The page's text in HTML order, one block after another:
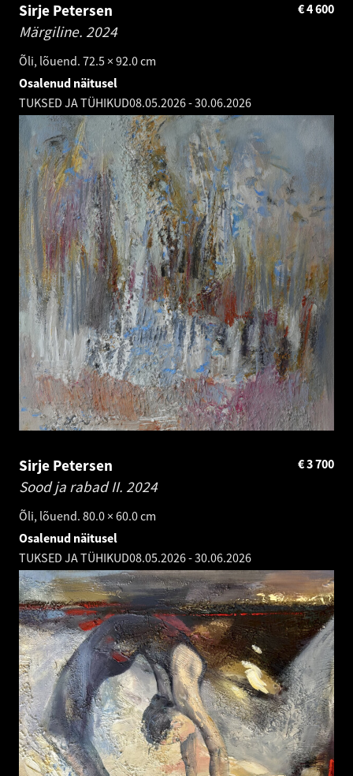
Sirje Petersen
Märgiline. 2024
Õli, lõuend. 72.5 × 92.0 cm
4 600
€
Osalenud näitusel
TUKSED JA TÜHIKUD08.05.2026-30.06.2026
Sirje Petersen
Sood ja rabad II. 2024
Õli, lõuend. 80.0 × 60.0 cm
3 700
€
Osalenud näitusel
TUKSED JA TÜHIKUD08.05.2026-30.06.2026